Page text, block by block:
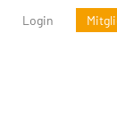
Login